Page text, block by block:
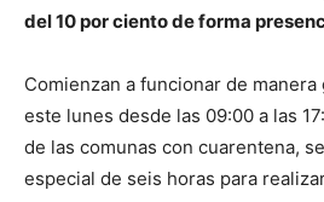
del 10 por ciento de forma
Comienzan a funcionar de
este lunes desde las 09:00 a las
de las comunas con cuarentena,
especial de seis horas para